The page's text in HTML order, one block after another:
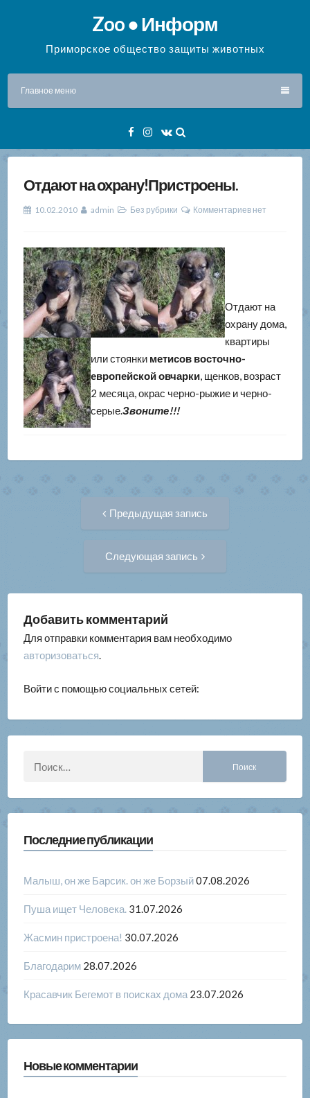
содержимому
Zoo ● Информ
Приморское общество защиты животных
Главное меню
Facebook
Instagram
VK
Отдают на охрану!Пристроены.
10.02.2010 admin Без рубрики Комментариев нет
Отдают на
охрану дома,
квартиры
или стоянки метисов восточно-
европейской овчарки, щенков, возраст
2 месяца, окрас черно-рыжие и черно-
серые.Звоните!!!
НавигацияПредыдущая запись
Следующая запись
Добавить комментарий
Для отправки комментария вам необходимо
авторизоваться.
Войти с помощью социальных сетей:
Последние публикации
Малыш, он же Барсик. он же Борзый07.08.2026
Пуша ищет Человека. 31.07.2026
Жасмин пристроена! 30.07.2026
Благодарим 28.07.2026
Красавчик Бегемот в поисках дома 23.07.2026
Новые комментарии